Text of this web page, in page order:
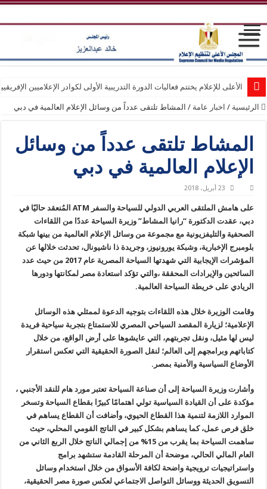
الأعلى للإعلام يختتم فعاليات الدورة التدريبية الأولى لكوادر الإعلاميين
الرئيسية / اخبار عامة / المشاط تلتقى عدداً من وسائل الإعلام العالمية في دبي
المشاط تلتقى عدداً من وسائل
الإعلام العالمية في دبي
23 أبريل، 2018
على هامش الملتقى العربي الدولي للسياحة والسفر ATM المُنعقد حاليًا في
دبي، عقدت الدكتورة “رانيا المشاط” وزيرة السياحة عددًا من اللقاءات
الصحفية والتليفزيونية مع مجموعة من وسائل الإعلام العالمية من بينها شبكة
بلومبرج الإخبارية، وشبكة يورونيوز، وجريدة ذا ناشيونال، تحدثت خلالها عن
المؤشرات الإيجابية التي شهدتها السياحة المصرية عام 2017 من حيث عدد
السائحين والإيرادات المحققة ،والتي تؤكد استعادة مصر لمكانتها ودورها
الريادي على خريطة السياحة العالمية.
وقامت الوزيرة خلال هذه اللقاءات بتوجيه الدعوة لممثلي هذه الوسائل
الإعلامية؛ لزيارة المقصد السياحي المصري للاستمتاع بتجربة سياحية فريدة
ليس لها مثيل، ونقل تجربتهم، التي عايشوها على أرض الواقع، من خلال
كتاباتهم وبرامجهم إلى العالم؛ لنقل الصورة الحقيقية التي تعكس استقرار
الأوضاع السياسية والأمنية بمصر.
وأشارت وزيرة السياحة إلى أن صناعة السياحة تعتبر مورد هام للنقد الأجنبي ،
مؤكدة على أن القيادة السياسية تولي اهتمامًا كبيرًا بقطاع السياحة وتسخر
الموارد اللازمة لتنمية هذا القطاع الحيوي، وأضافت أن القطاع يساهم في
خلق فرص عمل، كما يساهم بشكل كبير في الناتج القومي المحلي، حيث
ساهمت السياحة بما يقرب من 15% من إجمالي الناتج خلال الربع الثاني من
العام المالي الحالي، موضحة أن المرحلة القادمة ستشهد برامج
واستراتيجيات ترويجية واضحة لكافة الأسواق من خلال استخدام وسائل
التسويق الحديثة ووسائل التواصل الاجتماعي لعكس صورة مصر الحقيقية،